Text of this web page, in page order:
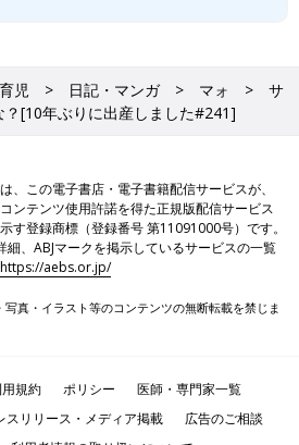
に
産しました#242]
児 日記・マンガ マォ
サ
？[10年ぶりに出産しました#241]
、この電子書店・電子書籍配信サービスが、
ンテンツ使用許諾を得た正規版配信サービス
す登録商標（登録番号 第11091000号）です。
細、ABJマークを掲示しているサービスの一覧
https://aebs.or.jp/
真・イラスト等のコンテンツの無断転載を禁じま
規約 ポリシー
医師・専門家一覧
スリリース・メディア掲載
広告のご相談